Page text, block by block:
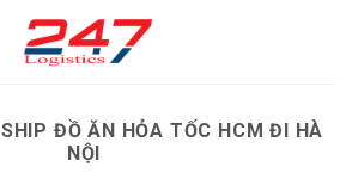
SHIP ĐỒ ĂN HỎA TỐC HCM ĐI HÀ
NỘI